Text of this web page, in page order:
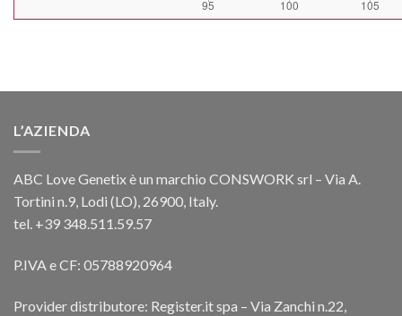
L’AZIENDA
ABC Love Genetix è un marchio CONSWORK srl – Via A.
Tortini n.9, Lodi (LO), 26900, Italy.
tel. +39 348.511.59.57
P.IVA e CF: 05788920964
Provider distributore: Register.it spa – Via Zanchi n.22,